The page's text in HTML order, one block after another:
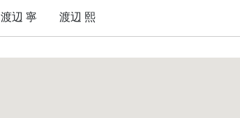
渡辺 寧 渡辺 熙